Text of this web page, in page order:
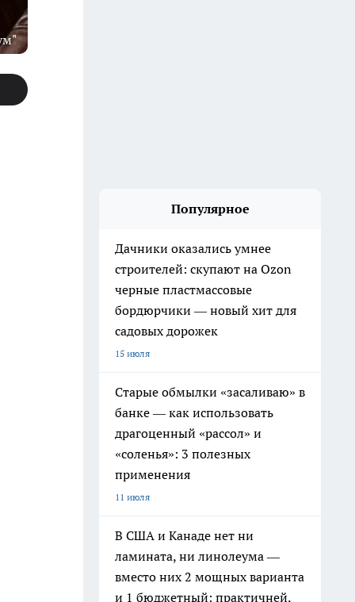
Популярное
Дачники оказались умнее
строителей: скупают на Ozon
черные пластмассовые
бордюрчики — новый хит для
садовых дорожек
15 июля
Старые обмылки «засаливаю» в
банке — как использовать
драгоценный «рассол» и
«соленья»: 3 полезных
применения
11 июля
В США и Канаде нет ни
ламината, ни линолеума —
вместо них 2 мощных варианта
и 1 бюджетный: практичней,